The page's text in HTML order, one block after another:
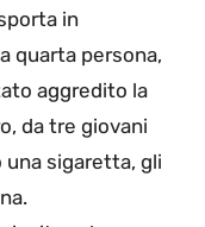
in
quarta persona,
aggredito la
da tre giovani
sigaretta, gli